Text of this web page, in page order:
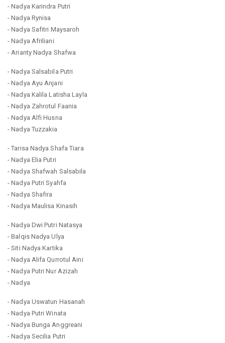
- Nadya Karindra Putri
- Nadya Rynisa
- Nadya Safitri Maysaroh
- Nadya Afriliani
- Arianty Nadya Shafwa
- Nadya Salsabila Putri
- Nadya Ayu Anjani
- Nadya Kalila Latisha Layla
- Nadya Zahrotul Faania
- Nadya Alfi Husna
- Nadya Tuzzakia
- Tarisa Nadya Shafa Tiara
- Nadya Elia Putri
- Nadya Shafwah Salsabila
- Nadya Putri Syahfa
- Nadya Shafira
- Nadya Maulisa Kinasih
- Nadya Dwi Putri Natasya
- Balqis Nadya Ulya
- Siti Nadya Kartika
- Nadya Alifa Qurrotul Aini
- Nadya Putri Nur Azizah
- Nadya
- Nadya Uswatun Hasanah
- Nadya Putri Winata
- Nadya Bunga Anggreani
- Nadya Secilia Putri